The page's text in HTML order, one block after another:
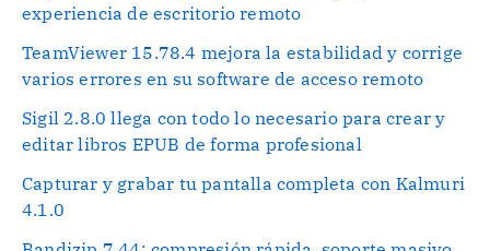
experiencia de escritorio remoto
TeamViewer 15.78.4 mejora la estabilidad y corrige
varios errores en su software de acceso remoto
Sigil 2.8.0 llega con todo lo necesario para crear y
editar libros EPUB de forma profesional
Capturar y grabar tu pantalla completa con Kalmuri
4.1.0